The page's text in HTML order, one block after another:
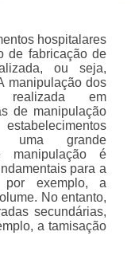
hospitalares
de fabricação de
ou seja,
manipulação dos
realizada em
de manipulação
uma grande
manipulação é
para a
por exemplo, a
No entanto,
secundárias,
a tamisação